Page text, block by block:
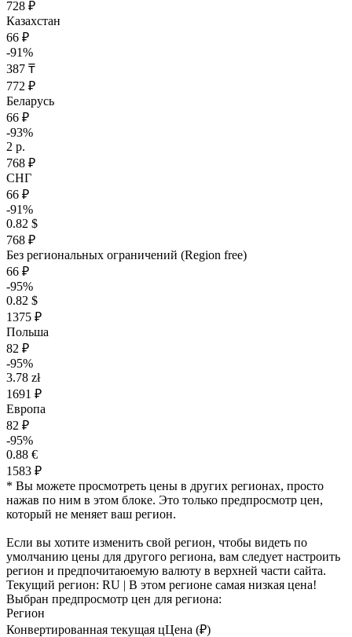
728 ₽
Казахстан
66 ₽
-91%
387 ₸
772 ₽
Беларусь
66 ₽
-93%
2 р.
768 ₽
СНГ
66 ₽
-91%
0.82 $
768 ₽
Без региональных ограничений (Region free)
66 ₽
-95%
0.82 $
1375 ₽
Польша
82 ₽
-95%
3.78 zł
1691 ₽
Европа
82 ₽
-95%
0.88 €
1583 ₽
* Вы можете просмотреть цены в других регионах, просто
нажав по ним в этом блоке. Это только предпросмотр цен,
который не меняет ваш регион.
Если вы хотите изменить свой регион, чтобы видеть по
умолчанию цены для другого региона, вам следует настроить
регион и предпочитаюемую валюту в верхней части сайта.
Текущий регион: RU | В этом регионе самая низкая цена!
Выбран предпросмотр цен для региона:
Регион
Конвертированная текущая цЦена (₽)